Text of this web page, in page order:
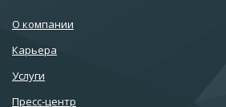
О компании
Карьера
Услуги
Пресс-центр